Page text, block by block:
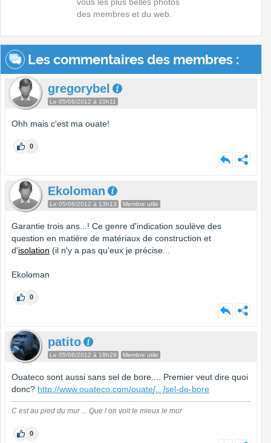
des membres et du web.
Les commentaires des membres :
gregorybel
Le 05/06/2012 à 10h11
Ohh mais c'est ma ouate!
0
Ekoloman
Le 05/06/2012 à 13h13 Membre utile
Garantie trois ans...! Ce genre d'indication soulève des
question en matière de matériaux de construction et
d'isolation (il n'y a pas qu'eux je précise...
Ekoloman
0
patito
Le 05/06/2012 à 18h29 Membre utile
Ouateco sont aussi sans sel de bore.... Premier veut dire quoi
donc? http://www.ouateco.com/ouate[...]sel-de-bore
C est au pied du mur ... Que l on voit le mieux le mur
0